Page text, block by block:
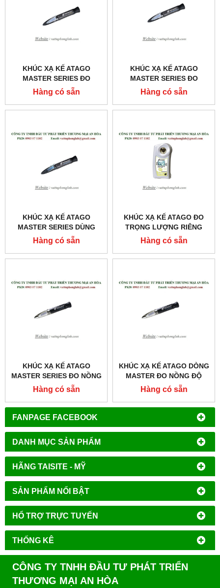
FANPAGE FACEBOOK
DANH MỤC SẢN PHẨM
HÃNG TAISITE - MỸ
SẢN PHẨM NỔI BẬT
HỔ TRỢ TRỰC TUYẾN
THỐNG KÊ
KHÚC XẠ KẾ ATAGO
MASTER SERIES ĐO
TRỌNG LƯỢNG RIÊNG
NƯỚC TIỂU
MODEL:MASTER-URC/NM
Hàng có sẵn
KHÚC XẠ KẾ ATAGO
MASTER SERIES ĐO
TRỌNG LƯỢNG RIÊNG
NƯỚC TIỂU
MODEL:MASTER-URC/NΑ
Hàng có sẵn
KHÚC XẠ KẾ ATAGO
MASTER SERIES DÙNG
CHO KHÁM VÀ CHỮA
BỆNH MODEL:MASTER-
SUR/NΑ
Hàng có sẵn
KHÚC XẠ KẾ ATAGO ĐO
TRỌNG LƯỢNG RIÊNG
NƯỚC TIỂU CỦA CHÓ
MODEL:PAL-USG (DOG)
Hàng có sẵn
KHÚC XẠ KẾ ATAGO
MASTER SERIES ĐO NỒNG
ĐỘ RƯỢU
MODEL:MASTER-KMW
Hàng có sẵn
KHÚC XẠ KẾ ATAGO DÒNG
MASTER ĐO NỒNG ĐỘ
RƯỢU MODEL:MASTER-
GOE
Hàng có sẵn
CÔNG TY TNHH ĐẦU TƯ PHÁT TRIỂN
THƯƠNG MẠI AN HÒA